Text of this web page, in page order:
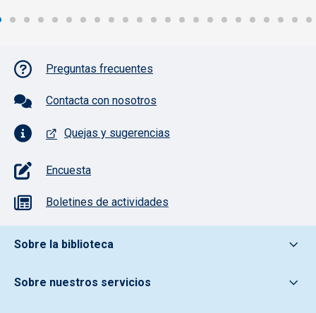
Pie de página con iconos
Preguntas frecuentes
Contacta con nosotros
Quejas y sugerencias
Encuesta
Boletines de actividades
Pie de pagina información
Sobre la biblioteca
Sobre nuestros servicios